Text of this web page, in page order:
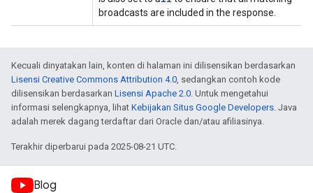
Kecuali dinyatakan lain, konten di halaman ini dilisensikan berdasarkan
Lisensi Creative Commons Attribution 4.0, sedangkan contoh kode
dilisensikan berdasarkan Lisensi Apache 2.0. Untuk mengetahui
informasi selengkapnya, lihat Kebijakan Situs Google Developers. Java
adalah merek dagang terdaftar dari Oracle dan/atau afiliasinya.
Terakhir diperbarui pada 2025-08-21 UTC.
Blog